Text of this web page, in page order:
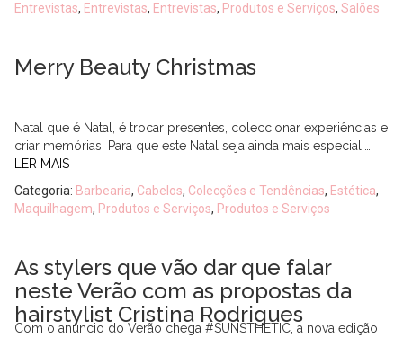
Entrevistas, Entrevistas, Entrevistas, Produtos e Serviços, Salões
Merry Beauty Christmas
Natal que é Natal, é trocar presentes, coleccionar experiências e
criar memórias. Para que este Natal seja ainda mais especial,…
LER MAIS
Categoria: Barbearia, Cabelos, Colecções e Tendências, Estética,
Maquilhagem, Produtos e Serviços, Produtos e Serviços
As stylers que vão dar que falar
neste Verão com as propostas da
hairstylist Cristina Rodrigues
Com o anúncio do Verão chega #SUNSTHETIC, a nova edição